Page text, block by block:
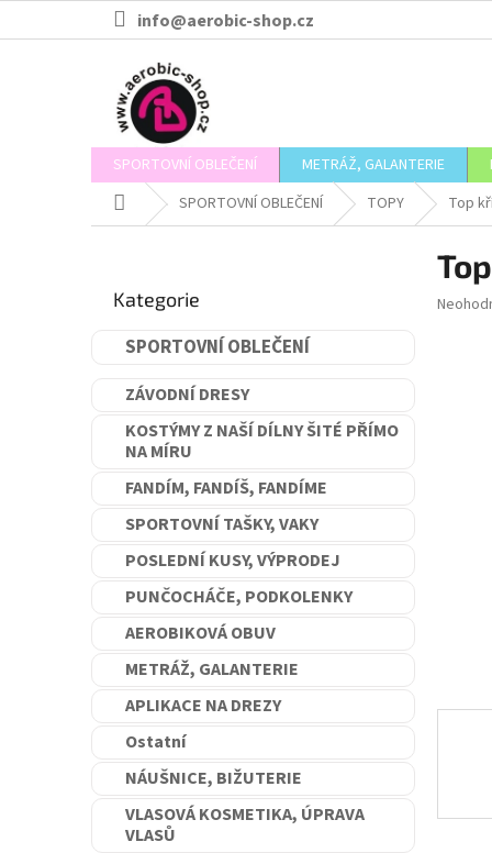
info@aerobic-shop.cz
SPORTOVNÍ OBLEČENÍ METRÁŽ, GALANTERIE
Domů SPORTOVNÍ OBLEČENÍ TOPY Top
kategorie
Kategorie
SPORTOVNÍ OBLEČENÍ
ZÁVODNÍ DRESY
KOSTÝMY Z NAŠÍ DÍLNY ŠITÉ PŘÍMO
NA MÍRU
FANDÍM, FANDÍŠ, FANDÍME
SPORTOVNÍ TAŠKY, VAKY
POSLEDNÍ KUSY, VÝPRODEJ
PUNČOCHÁČE, PODKOLENKY
AEROBIKOVÁ OBUV
METRÁŽ, GALANTERIE
APLIKACE NA DREZY
Ostatní
NÁUŠNICE, BIŽUTERIE
VLASOVÁ KOSMETIKA, ÚPRAVA
VLASŮ